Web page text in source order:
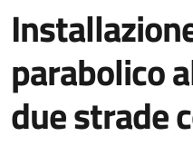
parabolico
due strade